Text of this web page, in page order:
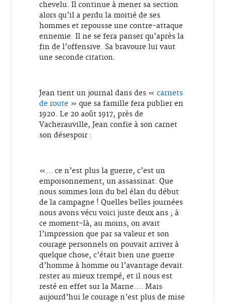
chevelu. Il continue à mener sa section
alors qu’il a perdu la moitié de ses
hommes et repousse une contre-attaque
ennemie. Il ne se fera panser qu’après la
fin de l’offensive. Sa bravoure lui vaut
une seconde citation.
Jean tient un journal dans des « carnets
de route » que sa famille fera publier en
1920. Le 20 août 1917, près de
Vacherauville, Jean confie à son carnet
son désespoir :
«… ce n’est plus la guerre, c’est un
empoisonnement, un assassinat. Que
nous sommes loin du bel élan du début
de la campagne ! Quelles belles journées
nous avons vécu voici juste deux ans ; à
ce moment-là, au moins, on avait
l’impression que par sa valeur et son
courage personnels on pouvait arriver à
quelque chose, c’était bien une guerre
d’homme à homme ou l’avantage devait
rester au mieux trempé, et il nous est
resté en effet sur la Marne.… Mais
aujourd’hui le courage n’est plus de mise